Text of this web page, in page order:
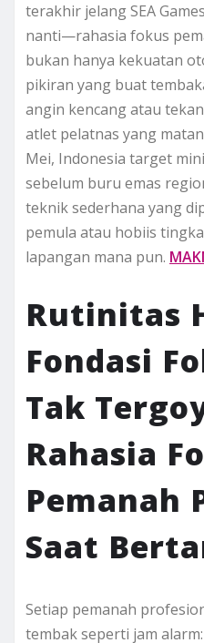
terakhir jelang SEA
nanti—rahasia fokus
bukan hanya kekuatan
pikiran yang buat
angin kencang atau
atlet pelatnas yang
Mei, Indonesia target
sebelum buru emas
teknik sederhana yang
pemula atau hobiis
lapangan mana pun.
Rutinitas
Fondasi
Tak
Rahasia
Pemanah
Saat
Setiap pemanah
tembak seperti jam